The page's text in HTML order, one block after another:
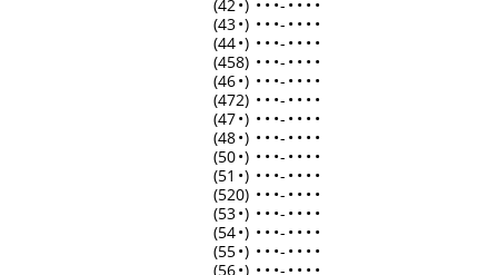
(42•) • • •- • • • •
(43•) • • •- • • • •
(44•) • • •- • • • •
(458) • • •- • • • •
(46•) • • •- • • • •
(472) • • •- • • • •
(47•) • • •- • • • •
(48•) • • •- • • • •
(50•) • • •- • • • •
(51 •) • • •- • • • •
(520) • • •- • • • •
(53•) • • •- • • • •
(54•) • • •- • • • •
(55•) • • •- • • • •
(56•) • • •- • • • •